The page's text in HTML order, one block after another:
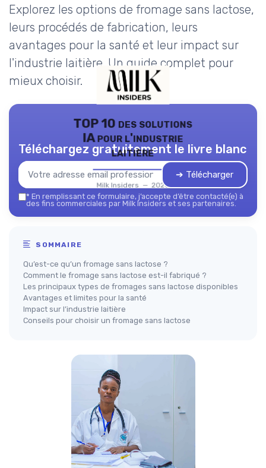
Explorez les options de fromage sans lactose,
leurs procédés de fabrication, leurs
avantages pour la santé et leur impact sur
l'industrie laitière. Un guide complet pour
mieux choisir.
TOP 10 des solutions
IA pour l'industrie
laitière
Milk Insiders — 2026
Téléchargez gratuitement le livre blanc
➔ Télécharger
* En remplissant ce formulaire, j’accepte d’être contacté(e) à
des fins commerciales par Milk Insiders et ses partenaires.
SOMMAIRE
Qu’est-ce qu’un fromage sans lactose ?
Comment le fromage sans lactose est-il fabriqué ?
Les principaux types de fromages sans lactose disponibles
Avantages et limites pour la santé
Impact sur l’industrie laitière
Conseils pour choisir un fromage sans lactose